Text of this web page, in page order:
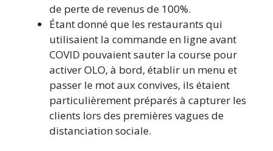
de perte de revenus de 100%.
Étant donné que les restaurants qui
utilisaient la commande en ligne avant
COVID pouvaient sauter la course pour
activer OLO, à bord, établir un menu et
passer le mot aux convives, ils étaient
particulièrement préparés à capturer les
clients lors des premières vagues de
distanciation sociale.